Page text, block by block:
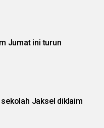
Jumat ini turun
Jaksel diklaim